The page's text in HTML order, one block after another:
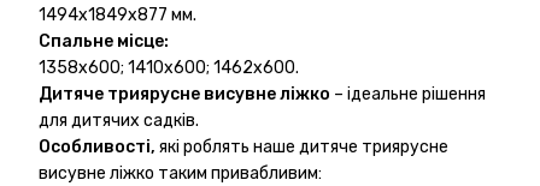
1494х1849х877 мм.
Спальне місце:
1358х600; 1410х600; 1462х600.
Дитяче триярусне висувне ліжко – ідеальне рішення
для дитячих садків.
Особливості, які роблять наше дитяче триярусне
висувне ліжко таким привабливим: